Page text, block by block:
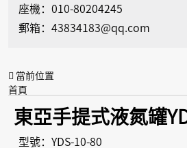
座機：010-80204245
郵箱：43834183@qq.com
當前位置
首頁
儲存型液氮罐
東亞手提式液氮罐YDS-10-80產品規格、
東亞手提式液氮罐
型號：YDS-10-80